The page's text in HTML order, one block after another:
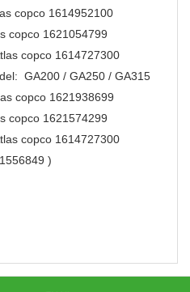
copco 1614952100
copco 1621054799
copco 1614727300
GA200 / GA250 / GA315
copco 1621938699
copco 1621574299
copco 1614727300
)